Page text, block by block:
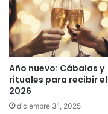
M
u
n
i
c
i
p
a
l
a
e
c
o
r
r
e
r
Año nuevo: Cábalas y
rituales para recibir el
2026
diciembre 31, 2025